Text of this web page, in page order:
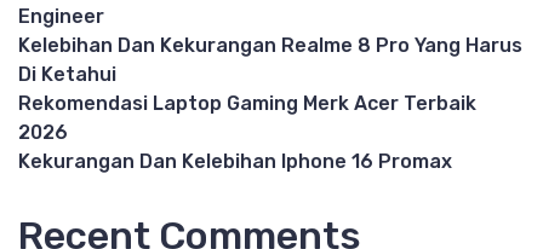
Engineer
Kelebihan Dan Kekurangan Realme 8 Pro Yang Harus
Di Ketahui
Rekomendasi Laptop Gaming Merk Acer Terbaik
2026
Kekurangan Dan Kelebihan Iphone 16 Promax
Recent Comments